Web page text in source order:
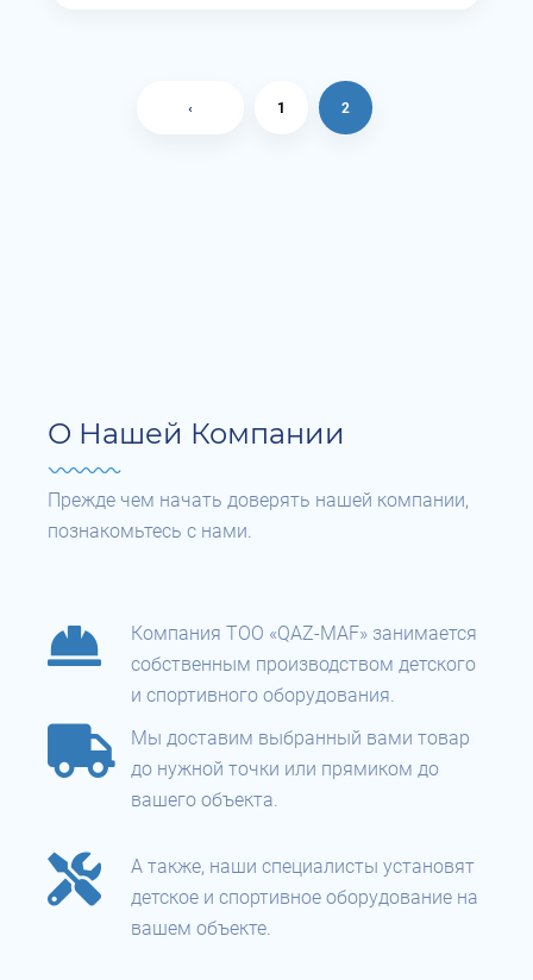
‹ 1 2
О Нашей Компании
Прежде чем начать доверять нашей компании,
познакомьтесь с нами.
Компания ТОО «QAZ-MAF» занимается
собственным производством детского
и спортивного оборудования.
Мы доставим выбранный вами товар
до нужной точки или прямиком до
вашего объекта.
А также, наши специалисты установят
детское и спортивное оборудование на
вашем объекте.